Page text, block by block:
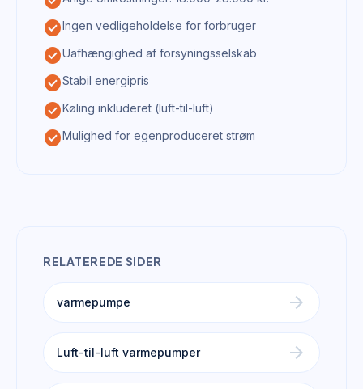
check_circleIngen vedligeholdelse for forbruger
check_circleUafhængighed af forsyningsselskab
check_circleStabil energipris
check_circleKøling inkluderet (luft-til-luft)
check_circleMulighed for egenproduceret strøm
RELATEREDE SIDER
varmepumpe arrow_forward
Luft-til-luft varmepumper arrow_forward